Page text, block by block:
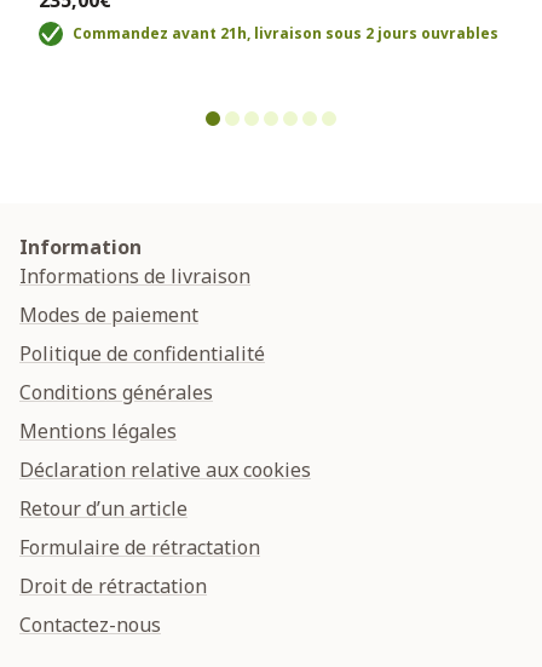
Commandez avant 21h, livraison sous 2 jours ouvrables
Information
Informations de livraison
Modes de paiement
Politique de confidentialité
Conditions générales
Mentions légales
Déclaration relative aux cookies
Retour d’un article
Formulaire de rétractation
Droit de rétractation
Contactez-nous